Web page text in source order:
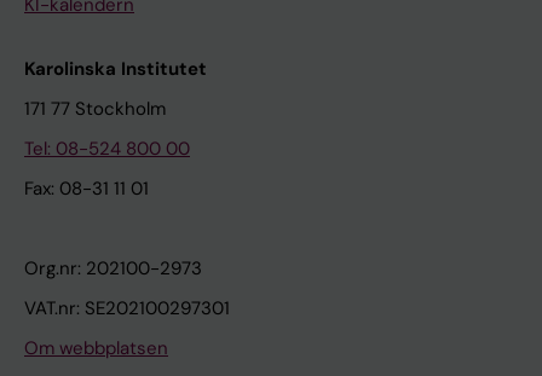
KI-kalendern
Karolinska Institutet
171 77 Stockholm
Tel: 08-524 800 00
Fax: 08-31 11 01
Org.nr: 202100-2973
VAT.nr: SE202100297301
Om webbplatsen